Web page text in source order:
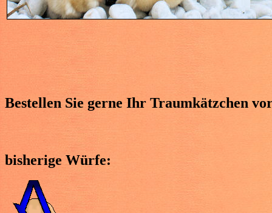
Bestellen Sie gerne Ihr Traumkätzchen
bisherige Würfe: